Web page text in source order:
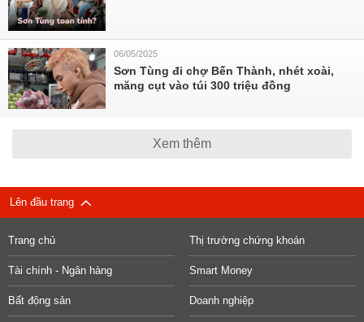
06/05/2025
Sơn Tùng đi chợ Bến Thành, nhét xoài,
măng cụt vào túi 300 triệu đồng
Xem thêm
Lên đầu trang
Trang chủ Thị trường chứng khoán
Tài chính - Ngân hàng Smart Money
Bất động sản Doanh nghiệp